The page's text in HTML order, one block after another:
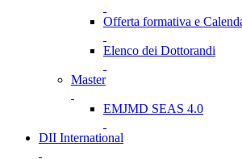
Offerta formativa e
Elenco dei Dottorandi
Master
EMJMD SEAS 4.0
DII International